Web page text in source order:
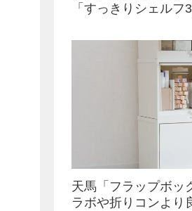
「すっきりシェルフ3
天馬「フラップボッ
ラボや折りコンより